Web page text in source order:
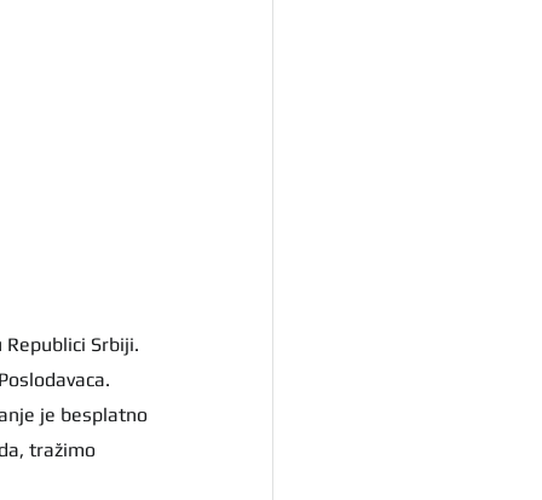
Srbiji.
je besplatno
tražimo